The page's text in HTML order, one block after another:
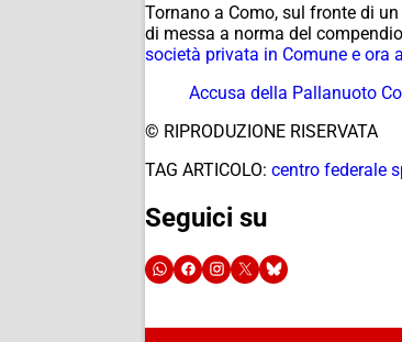
Tornano a Como, sul fronte di
di messa a norma del
società privata in Comune e ora
Accusa della Pallanuoto
© RIPRODUZIONE RISERVATA
TAG ARTICOLO: centro federale
Seguici su